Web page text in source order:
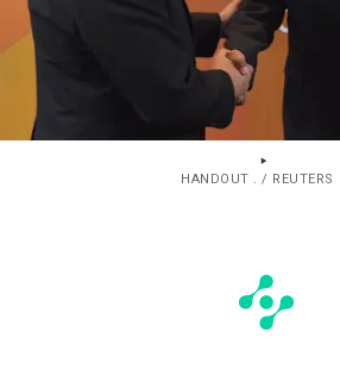
HANDOUT . / REUTERS